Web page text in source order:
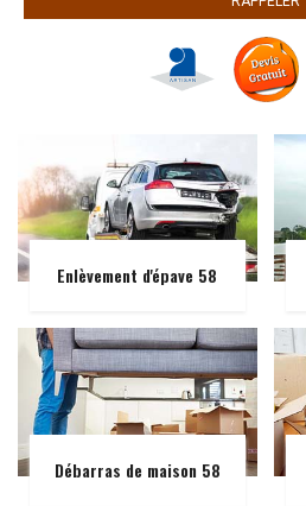
Enlèvement d'épave 58
Débarras de maison 58